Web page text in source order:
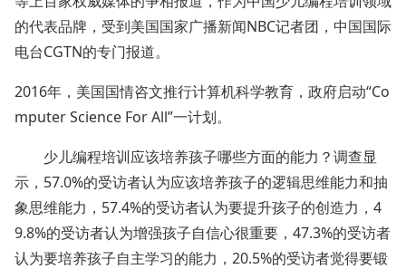
的代表品牌，受到美国国家广播新闻NBC记者团，中国国际
电台CGTN的专门报道。
2016年，美国国情咨文推行计算机科学教育，政府启动“Co
mputer Science For All”一计划。
少儿编程培训应该培养孩子哪些方面的能力？调查显
示，57.0%的受访者认为应该培养孩子的逻辑思维能力和抽
象思维能力，57.4%的受访者认为要提升孩子的创造力，4
9.8%的受访者认为增强孩子自信心很重要，47.3%的受访者
认为要培养孩子自主学习的能力，20.5%的受访者觉得要锻